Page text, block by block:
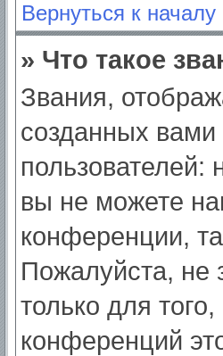
Вернуться к началу
» Что такое
Звания,
созданных
вы не можете
конференции,
Пожалуйста,
только для
конференций